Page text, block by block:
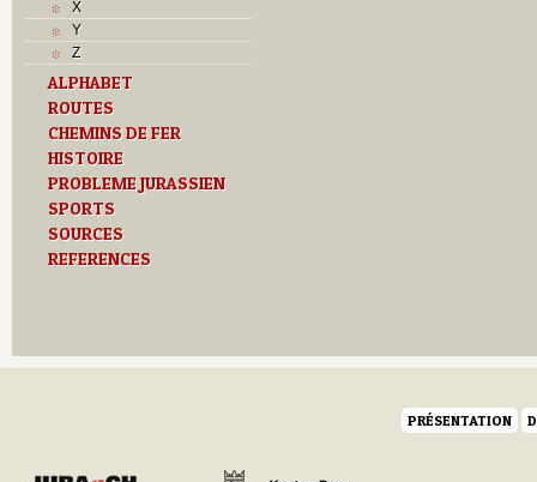
X
Y
Z
ALPHABET
ROUTES
CHEMINS DE FER
HISTOIRE
PROBLEME JURASSIEN
SPORTS
SOURCES
REFERENCES
PRÉSENTATION